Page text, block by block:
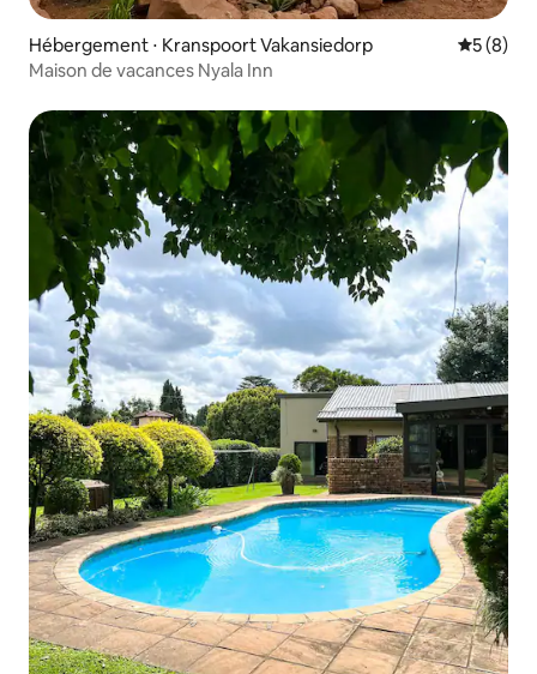
Hébergement ⋅ Kranspoort Vakansiedorp
5 (8)
Maison de vacances Nyala Inn